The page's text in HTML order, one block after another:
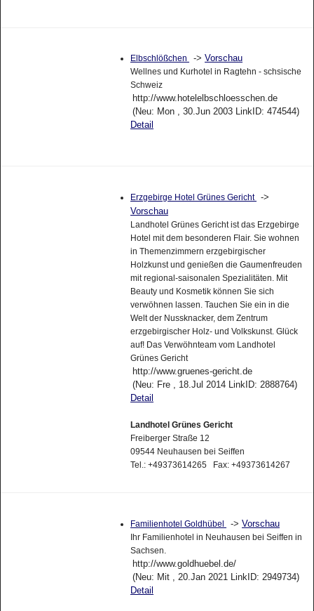
Elbschlößchen -> Vorschau
Wellnes und Kurhotel in Ragtehn - schsische
Schweiz
http://www.hotelelbschloesschen.de
(Neu: Mon , 30.Jun 2003 LinkID: 474544)
Detail
Erzgebirge Hotel Grünes Gericht ->
Vorschau
Landhotel Grünes Gericht ist das Erzgebirge
Hotel mit dem besonderen Flair. Sie wohnen
in Themenzimmern erzgebirgischer
Holzkunst und genießen die Gaumenfreuden
mit regional-saisonalen Spezialitäten. Mit
Beauty und Kosmetik können Sie sich
verwöhnen lassen. Tauchen Sie ein in die
Welt der Nussknacker, dem Zentrum
erzgebirgischer Holz- und Volkskunst. Glück
auf! Das Verwöhnteam vom Landhotel
Grünes Gericht
http://www.gruenes-gericht.de
(Neu: Fre , 18.Jul 2014 LinkID: 2888764)
Detail
Landhotel Grünes Gericht
Freiberger Straße 12
09544 Neuhausen bei Seiffen
Tel.: +49373614265 Fax: +49373614267
Familienhotel Goldhübel -> Vorschau
Ihr Familienhotel in Neuhausen bei Seiffen in
Sachsen.
http://www.goldhuebel.de/
(Neu: Mit , 20.Jan 2021 LinkID: 2949734)
Detail